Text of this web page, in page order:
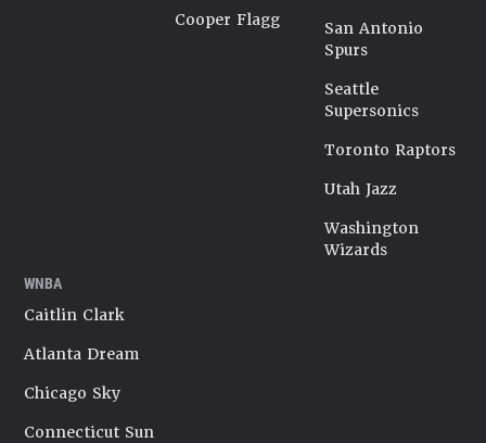
Cooper Flagg
San Antonio
Spurs
Seattle
Supersonics
Toronto Raptors
Utah Jazz
Washington
Wizards
WNBA
Caitlin Clark
Atlanta Dream
Chicago Sky
Connecticut Sun